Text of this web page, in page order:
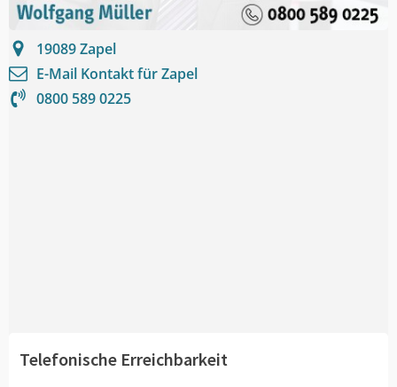
19089Zapel
E-Mail Kontakt fürZapel
0800 589 0225
Telefonische Erreichbarkeit